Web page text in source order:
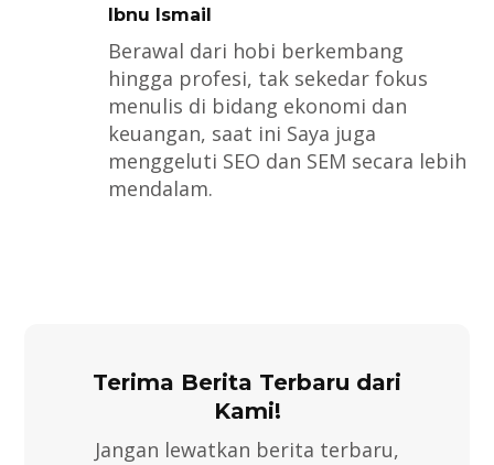
Ibnu Ismail
Berawal dari hobi berkembang
hingga profesi, tak sekedar fokus
menulis di bidang ekonomi dan
keuangan, saat ini Saya juga
menggeluti SEO dan SEM secara lebih
mendalam.
Terima Berita Terbaru dari
Kami!
Jangan lewatkan berita terbaru,